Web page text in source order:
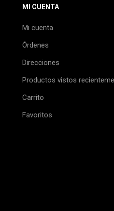
MI CUENTA
Mi cuenta
Órdenes
Direcciones
Productos vistos
Carrito
Favoritos